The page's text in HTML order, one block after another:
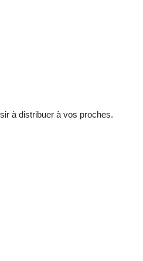
à distribuer à vos proches.